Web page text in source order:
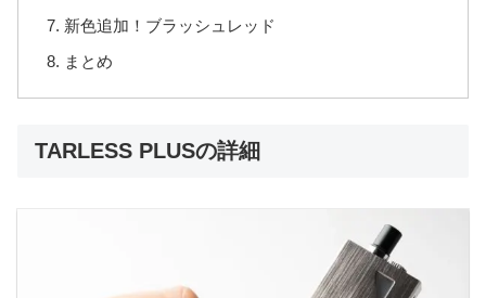
新色追加！ブラッシュレッド
まとめ
TARLESS PLUSの詳細